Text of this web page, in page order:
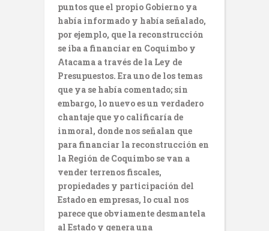
puntos que el propio Gobierno ya
había informado y había señalado,
por ejemplo, que la reconstrucción
se iba a financiar en Coquimbo y
Atacama a través de la Ley de
Presupuestos. Era uno de los temas
que ya se había comentado; sin
embargo, lo nuevo es un verdadero
chantaje que yo calificaría de
inmoral, donde nos señalan que
para financiar la reconstrucción en
la Región de Coquimbo se van a
vender terrenos fiscales,
propiedades y participación del
Estado en empresas, lo cual nos
parece que obviamente desmantela
al Estado y genera una